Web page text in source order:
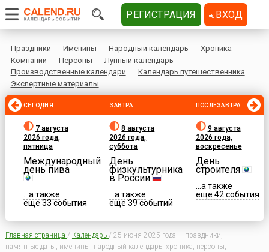
Праздники Именины Народный календарь
Хроника
Компании
Персоны
Лунный календарь
Производственные календари
Календарь путешественника
Экспертные материалы
СЕГОДНЯ
7 августа
2026 года,
пятница
Международный
день пива
...а также
еще 33 события
ЗАВТРА
8 августа
2026 года,
суббота
День
физкультурника
в России
...а также
еще 39 событий
ПОСЛЕЗАВТРА
9 августа
2026 года,
воскресенье
День
строителя
...а также
еще 42 события
Главная страница / Календарь / 25 июня 2025 года — праздники,
памятные даты, именины, народный календарь, хроника, персоны,
РЕГИСТРАЦИЯ ВХОД